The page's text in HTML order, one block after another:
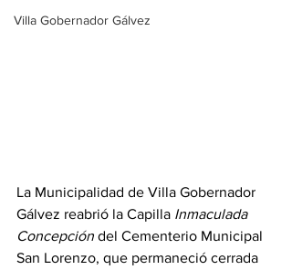
Villa Gobernador Gálvez
La Municipalidad de Villa Gobernador
Gálvez reabrió la Capilla Inmaculada
Concepción del Cementerio Municipal
San Lorenzo, que permaneció cerrada